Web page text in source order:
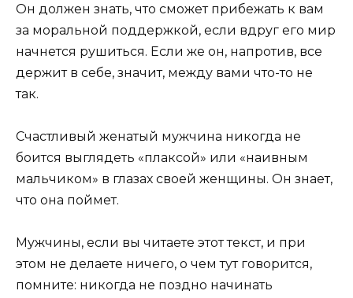
Он должен знать, что сможет прибежать к вам
за моральной поддержкой, если вдруг его мир
начнется рушиться. Если же он, напротив, все
держит в себе, значит, между вами что-то не
так.
Счастливый женатый мужчина никогда не
боится выглядеть «плаксой» или «наивным
мальчиком» в глазах своей женщины. Он знает,
что она поймет.
Мужчины, если вы читаете этот текст, и при
этом не делаете ничего, о чем тут говорится,
помните: никогда не поздно начинать